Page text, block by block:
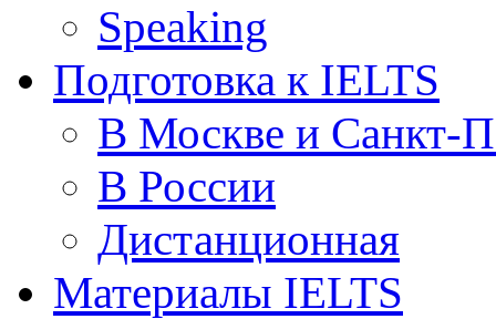
Speaking
Подготовка к IELTS
В Москве и Санкт-
В России
Дистанционная
Материалы IELTS